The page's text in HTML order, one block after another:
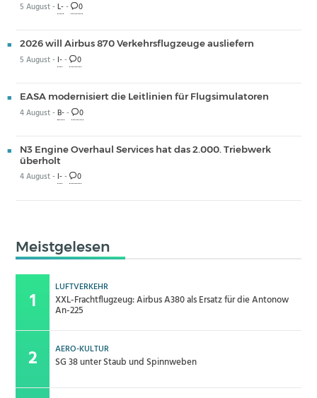
5 August -L-- 0
2026 will Airbus 870 Verkehrsflugzeuge ausliefern
5 August - I-- 0
EASA modernisiert die Leitlinien für Flugsimulatoren
4 August -B-- 0
N3 Engine Overhaul Services hat das 2.000. Triebwerk
überholt
4 August - I-- 0
Meistgelesen
LUFTVERKEHR
XXL-Frachtflugzeug: Airbus A380 als Ersatz für die Antonow
An-225
AERO-KULTUR
SG 38 unter Staub und Spinnweben